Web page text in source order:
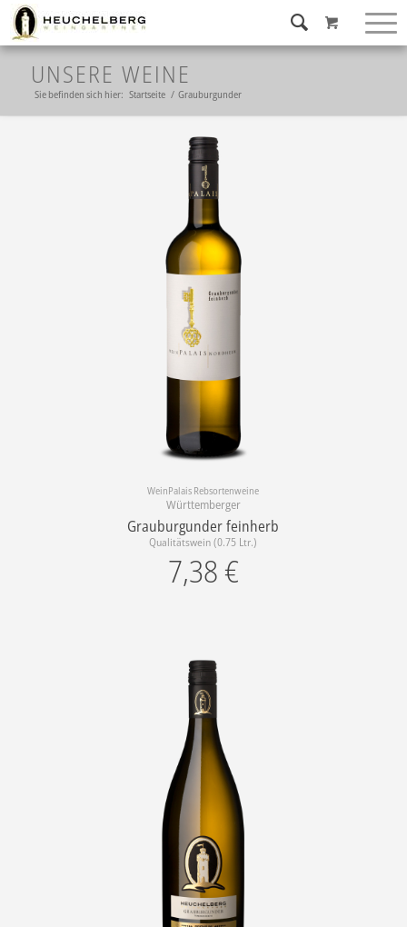
UNSERE WEINE
Sie befinden sich hier: Startseite / Grauburgunder
WeinPalais Rebsortenweine
Württemberger
Grauburgunder feinherb
Qualitätswein (0.75 Ltr.)
7,38 €